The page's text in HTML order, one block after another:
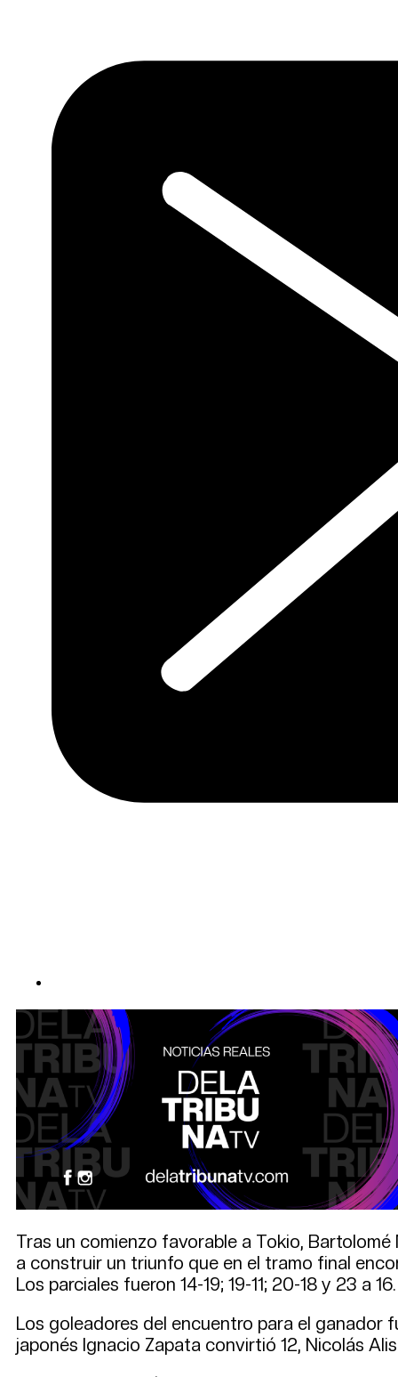
Tras un comienzo favorable a Tokio,
a construir un triunfo que en el tramo final
Los parciales fueron 14-19; 19-11; 20-18 y 23 a 16.
Los goleadores del encuentro para el ganador
japonés Ignacio Zapata convirtió 12, Nicolás